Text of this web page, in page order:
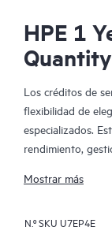
HPE 1
Los créditos de
flexibilidad de
especializados.
rendimiento,
proporcionados
servicio se han
Mostrar más
N.º SKU U7EP4E